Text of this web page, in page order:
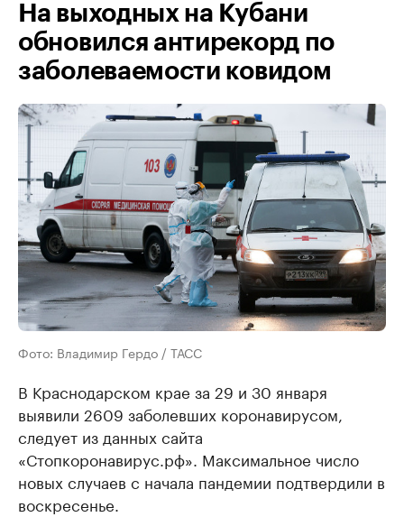
На выходных на Кубани
обновился антирекорд по
заболеваемости ковидом
Фото: Владимир Гердо / ТАСС
В Краснодарском крае за 29 и 30 января
выявили 2609 заболевших коронавирусом,
следует из данных сайта
«Стопкоронавирус.рф». Максимальное число
новых случаев с начала пандемии подтвердили в
воскресенье.